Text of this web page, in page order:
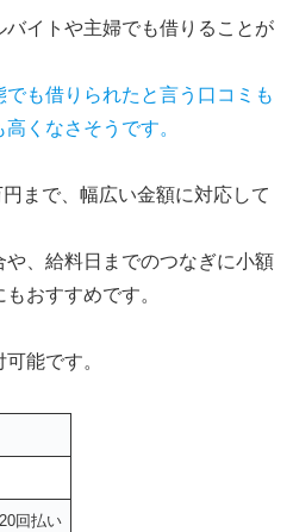
イトや主婦でも借りることが
も借りられたと言う口コミも
くなさそうです。
まで、幅広い金額に対応して
、給料日までのつなぎに小額
おすすめです。
能です。
回払い